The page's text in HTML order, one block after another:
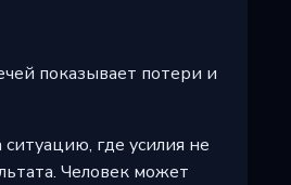
показывает потери и
где усилия не
Человек может